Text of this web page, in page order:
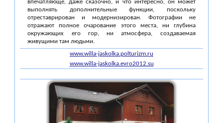
впечатляюще, даже сказочно, и что интересно, он может
выполнять дополнительные функции, поскольку
отреставрирован и модернизирован. Фотографии не
отражают полное очарование этого места, ни глубина
окружающих его гор, ни атмосфера, создаваемая
живущими там людьми.
www.willa-jaskolka.polturizm.ru
www.willa-jaskolka.evro2012.su